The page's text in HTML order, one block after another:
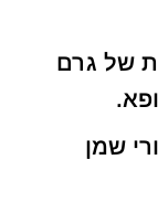
של גרם
שמן